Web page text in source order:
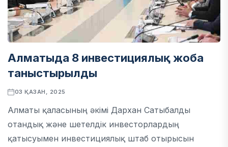
Алматыда 8 инвестициялық жоба
таныстырылды
03 ҚАЗАН, 2025
Алматы қаласының әкімі Дархан Сатыбалды
отандық және шетелдік инвесторлардың
қатысуымен инвестициялық штаб отырысын